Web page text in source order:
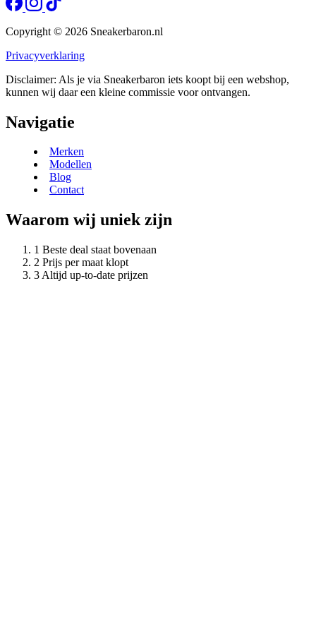
Copyright © 2026 Sneakerbaron.nl
Privacyverklaring
Disclaimer: Als je via Sneakerbaron iets koopt bij een webshop,
kunnen wij daar een kleine commissie voor ontvangen.
Navigatie
Merken
Modellen
Blog
Contact
Waarom wij uniek zijn
Beste deal staat bovenaan
Prijs per maat klopt
Altijd up-to-date prijzen